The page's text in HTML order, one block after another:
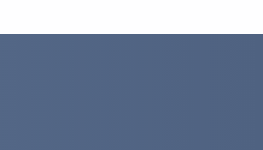
10 août 2026 (spoiler)